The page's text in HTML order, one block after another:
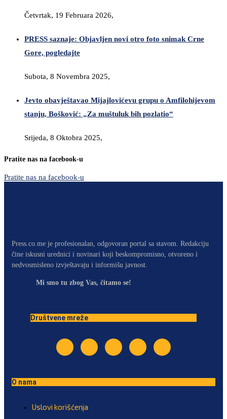
Četvrtak, 19 Februara 2026,
PRESS saznaje: Objavljen novi otro foto snimak Crne
Gore, pogledajte
Subota, 8 Novembra 2025,
Jevto obavještavao Mijajlovićevu grupu o Amfilohijevom
stanju, Bošković: „Za muštuluk bih pozlatio“
Srijeda, 8 Oktobra 2025,
Pratite nas na facebook-u
Pratite nas na facebook-u
Press.co.me je profesionalan, odgovoran portal sa stavom. Redakciju
čine iskusni urednici i novinari koji beskompromisno, otvoreno i
nedvosmisleno izvještavaju i informišu javnost.
Mi smo tu zbog Vas, čitamo se!
Društvene mreže
O nama
Uslovi korišćenja